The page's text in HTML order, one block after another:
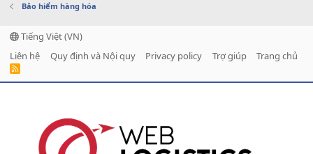
Bảo hiểm hàng hóa
Tiếng Việt (VN)
Liên hệ
Quy định và Nội quy Privacy policy Trợ giúp Trang chủ
R